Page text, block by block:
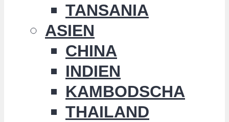
TANSANIA
ASIEN
CHINA
INDIEN
KAMBODSCHA
THAILAND